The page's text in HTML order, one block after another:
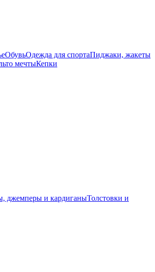
ОбувьОдежда для спортаПиджаки, жакеты
мечтыКепки
джемперы и кардиганыТолстовки и